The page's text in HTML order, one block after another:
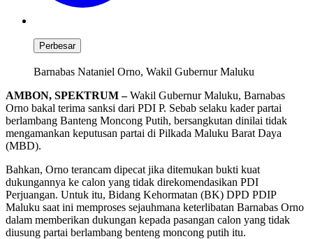
Perbesar
Barnabas Nataniel Orno, Wakil Gubernur Maluku
AMBON, SPEKTRUM –Wakil Gubernur Maluku, Barnabas
Orno bakal terima sanksi dari PDI P. Sebab selaku kader partai
berlambang Banteng Moncong Putih, bersangkutan dinilai tidak
mengamankan keputusan partai di Pilkada Maluku Barat Daya
(MBD).
Bahkan, Orno terancam dipecat jika ditemukan bukti kuat
dukungannya ke calon yang tidak direkomendasikan PDI
Perjuangan. Untuk itu, Bidang Kehormatan (BK) DPD PDIP
Maluku saat ini memproses sejauhmana keterlibatan Barnabas Orno
dalam memberikan dukungan kepada pasangan calon yang tidak
diusung partai berlambang benteng moncong putih itu.